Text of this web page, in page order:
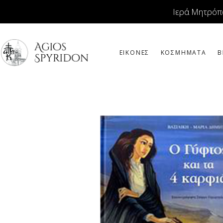
Ιερά
ΕΙΚΟΝΕΣ ΚΟΣΜΗΜΑΤΑ